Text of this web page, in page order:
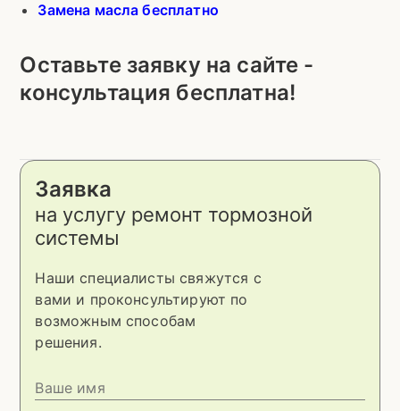
Заявка
на услугу ремонт тормозной
системы
Наши специалисты свяжутся с
вами и проконсультируют по
возможным способам
решения.
Замена масла бесплатно
Оставьте заявку на сайте -
консультация бесплатна!